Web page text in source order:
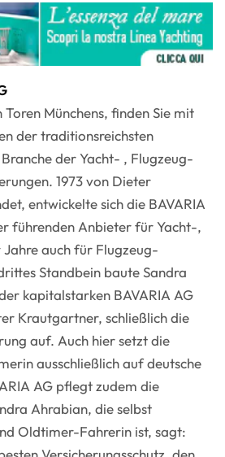
Münchens, finden Sie mit
der traditionsreichsten
der Yacht- , Flugzeug-
1973 von Dieter
entwickelte sich die BAVARIA
führenden Anbieter für Yacht-,
auch für Flugzeug-
Standbein baute Sandra
kapitalstarken BAVARIA AG
Krautgartner, schließlich die
auf. Auch hier setzt die
ausschließlich auf deutsche
AG pflegt zudem die
Ahrabian, die selbst
Oldtimer-Fahrerin ist, sagt: